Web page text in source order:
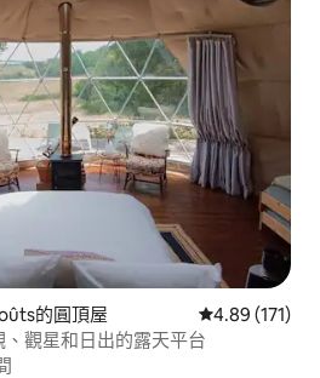
的圓頂屋 從 171 則評價
4.89 (171)
觀星和日出的露天平台